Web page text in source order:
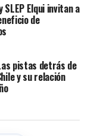
SLEP Elqui invitan a
de
pistas detrás de
y su relación